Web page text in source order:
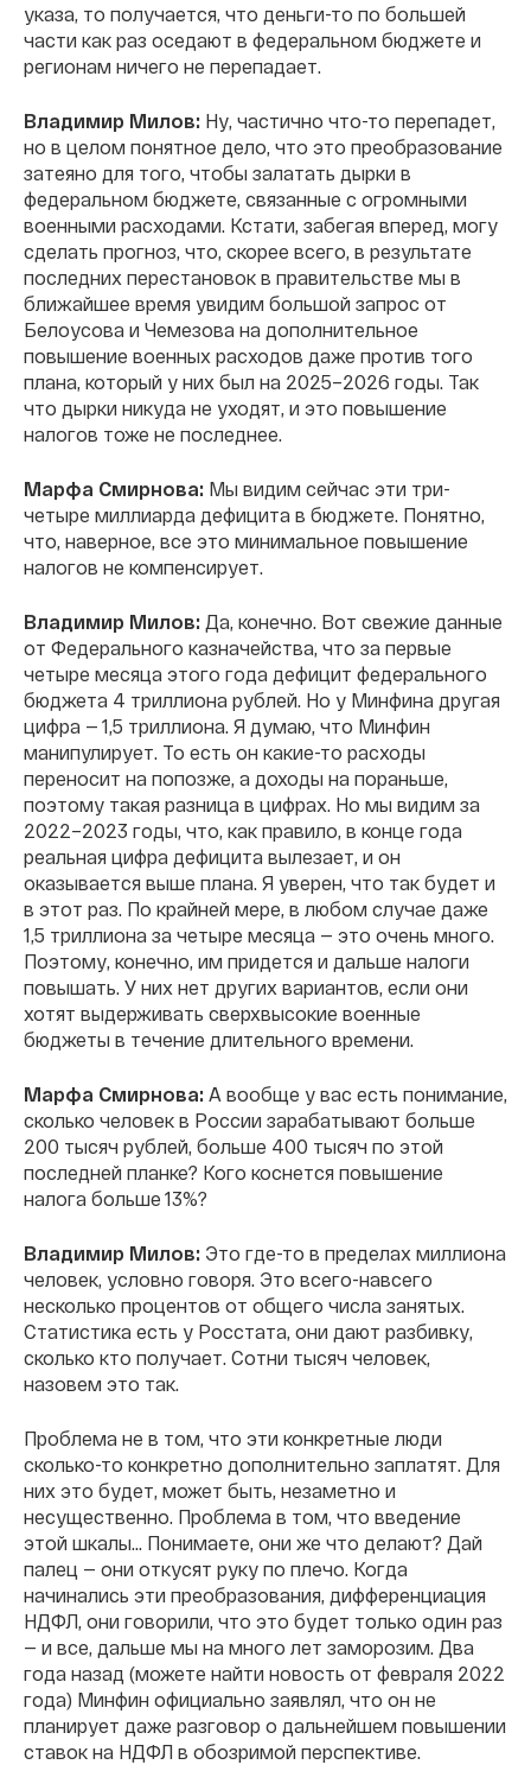
указа, то получается, что деньги-то по большей
части как раз оседают в федеральном бюджете и
регионам ничего не перепадает.
Владимир Милов: Ну, частично что-то перепадет,
но в целом понятное дело, что это преобразование
затеяно для того, чтобы залатать дырки в
федеральном бюджете, связанные с огромными
военными расходами. Кстати, забегая вперед, могу
сделать прогноз, что, скорее всего, в результате
последних перестановок в правительстве мы в
ближайшее время увидим большой запрос от
Белоусова и Чемезова на дополнительное
повышение военных расходов даже против того
плана, который у них был на 2025–2026 годы. Так
что дырки никуда не уходят, и это повышение
налогов тоже не последнее.
Марфа Смирнова: Мы видим сейчас эти три-
четыре миллиарда дефицита в бюджете. Понятно,
что, наверное, все это минимальное повышение
налогов не компенсирует.
Владимир Милов: Да, конечно. Вот свежие данные
от Федерального казначейства, что за первые
четыре месяца этого года дефицит федерального
бюджета 4 триллиона рублей. Но у Минфина другая
цифра — 1,5 триллиона. Я думаю, что Минфин
манипулирует. То есть он какие-то расходы
переносит на попозже, а доходы на пораньше,
поэтому такая разница в цифрах. Но мы видим за
2022–2023 годы, что, как правило, в конце года
реальная цифра дефицита вылезает, и он
оказывается выше плана. Я уверен, что так будет и
в этот раз. По крайней мере, в любом случае даже
1,5 триллиона за четыре месяца — это очень много.
Поэтому, конечно, им придется и дальше налоги
повышать. У них нет других вариантов, если они
хотят выдерживать сверхвысокие военные
бюджеты в течение длительного времени.
Марфа Смирнова: А вообще у вас есть понимание,
сколько человек в России зарабатывают больше
200 тысяч рублей, больше 400 тысяч по этой
последней планке? Кого коснется повышение
налога больше 13%?
Владимир Милов: Это где-то в пределах миллиона
человек, условно говоря. Это всего-навсего
несколько процентов от общего числа занятых.
Статистика есть у Росстата, они дают разбивку,
сколько кто получает. Сотни тысяч человек,
назовем это так.
Проблема не в том, что эти конкретные люди
сколько-то конкретно дополнительно заплатят. Для
них это будет, может быть, незаметно и
несущественно. Проблема в том, что введение
этой шкалы... Понимаете, они же что делают? Дай
палец — они откусят руку по плечо. Когда
начинались эти преобразования, дифференциация
НДФЛ, они говорили, что это будет только один раз
— и все, дальше мы на много лет заморозим. Два
года назад (можете найти новость от февраля 2022
года) Минфин официально заявлял, что он не
планирует даже разговор о дальнейшем повышении
ставок на НДФЛ в обозримой перспективе.